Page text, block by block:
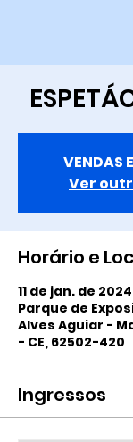
VENDAS
Ver
Horário e
11 de jan. de
Parque de
Alves Aguiar -
- CE, 62502-420
Ingressos